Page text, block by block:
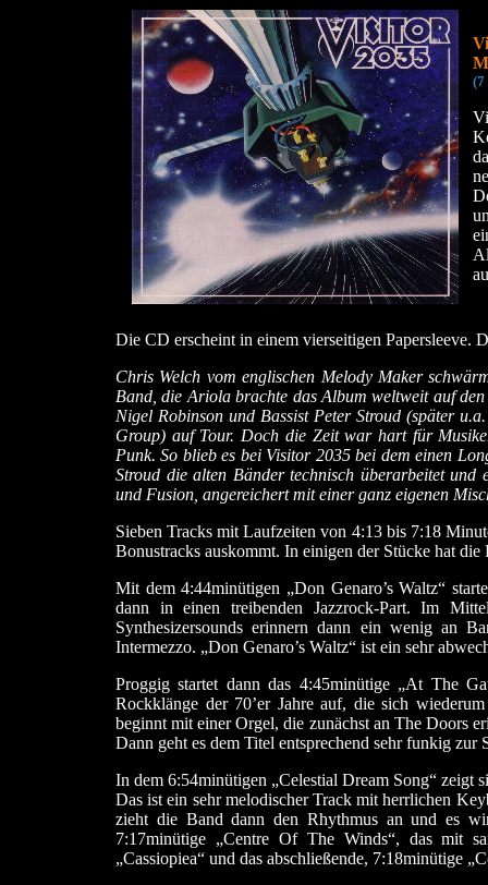
(7
Die CD erscheint in einem vierseitigen Papersleeve.
Chris Welch vom englischen Melody Maker
Band, die Ariola brachte das Album weltweit auf
Nigel Robinson und Bassist Peter Stroud (später
Group) auf Tour. Doch die Zeit war hart für
Punk. So blieb es bei Visitor 2035 bei dem einen
Stroud die alten Bänder technisch überarbeitet
und Fusion, angereichert mit einer ganz eigenen
Sieben Tracks mit Laufzeiten von 4:13 bis 7:18
Bonustracks auskommt. In einigen der Stücke hat
Mit dem 4:44minütigen „Don Genaro’s Waltz“
dann in einen treibenden Jazzrock-Part. Im
Synthesizersounds erinnern dann ein wenig an
Intermezzo. „Don Genaro’s Waltz“ ist ein sehr
Proggig startet dann das 4:45minütige „At The
Rockklänge der 70’er Jahre auf, die sich
beginnt mit einer Orgel, die zunächst an The Doors
Dann geht es dem Titel entsprechend sehr funkig
In dem 6:54minütigen „Celestial Dream Song“ zeigt
Das ist ein sehr melodischer Track mit herrlichen
zieht die Band dann den Rhythmus an und es
7:17minütige „Centre Of The Winds“, das mit
„Cassiopiea“ und das abschließende, 7:18minütige